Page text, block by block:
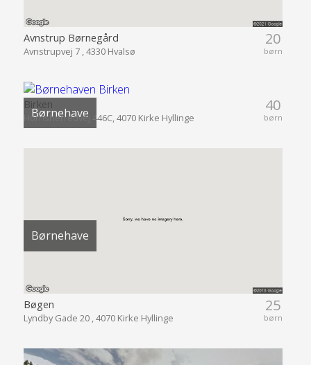
20
børn
Avnstrup Børnegård
Avnstrupvej 7 , 4330 Hvalsø
Børnehave 40
børn
Birken
Hornsherredvej 446C, 4070 Kirke Hyllinge
Børnehave
25
børn
Bøgen
Lyndby Gade 20 , 4070 Kirke Hyllinge